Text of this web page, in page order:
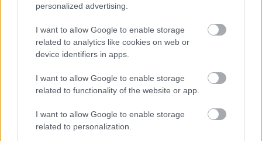
personalized advertising.
I want to allow Google to enable storage
related to analytics like cookies on web or
device identifiers in apps.
I want to allow Google to enable storage
related to functionality of the website or app.
I want to allow Google to enable storage
related to personalization.
Tomēr pandēmijas un breksita izjauktajā tirgus
konjunktūrā jau tagad ir dzirdēts par gadījumiem,
kad Eiropas Savienības dalībvalsts internetveikals
valsts, līdz ar to tās saņēmējam pēkšņi tiek prasīts
veikt nodokļu maksājumus.